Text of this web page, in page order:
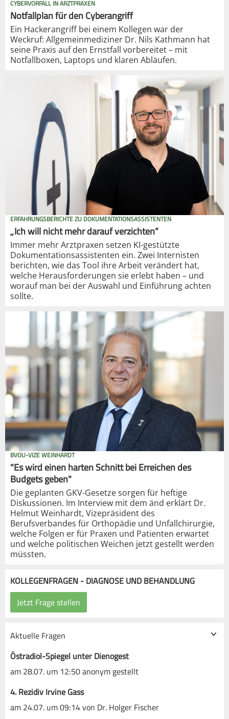
CYBERVORFALL IN ARZTPRAXEN
Notfallplan für den Cyberangriff
Ein Hackerangriff bei einem Kollegen war der
Weckruf: Allgemeinmediziner Dr. Nils Kathmann hat
seine Praxis auf den Ernstfall vorbereitet – mit
Notfallboxen, Laptops und klaren Abläufen.
ERFAHRUNGSBERICHTE ZU DOKUMENTATIONSASSISTENTEN
„Ich will nicht mehr darauf verzichten“
Immer mehr Arztpraxen setzen KI-gestützte
Dokumentationsassistenten ein. Zwei Internisten
berichten, wie das Tool ihre Arbeit verändert hat,
welche Herausforderungen sie erlebt haben – und
worauf man bei der Auswahl und Einführung achten
sollte.
BVOU-VIZE WEINHARDT
"Es wird einen harten Schnitt bei Erreichen des
Budgets geben"
Die geplanten GKV-Gesetze sorgen für heftige
Diskussionen. Im Interview mit dem änd erklärt Dr.
Helmut Weinhardt, Vizepräsident des
Berufsverbandes für Orthopädie und Unfallchirurgie,
welche Folgen er für Praxen und Patienten erwartet
und welche politischen Weichen jetzt gestellt werden
müssten.
KOLLEGENFRAGEN - DIAGNOSE UND BEHANDLUNG
Aktuelle Fragen
Östradiol-Spiegel unter Dienogest
am 28.07. um 12:50 anonym gestellt
4. Rezidiv Irvine Gass
am 24.07. um 09:14 von Dr. Holger Fischer